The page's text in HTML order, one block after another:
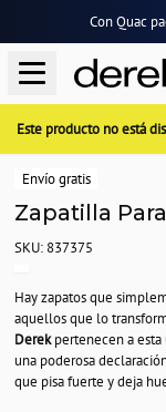
Con Quac
Este producto no está
Envío gratis
Zapatilla
SKU: 837375
Hay zapatos que
aquellos que lo
Derekpertenecen a esta
una poderosa
que pisa fuerte y deja